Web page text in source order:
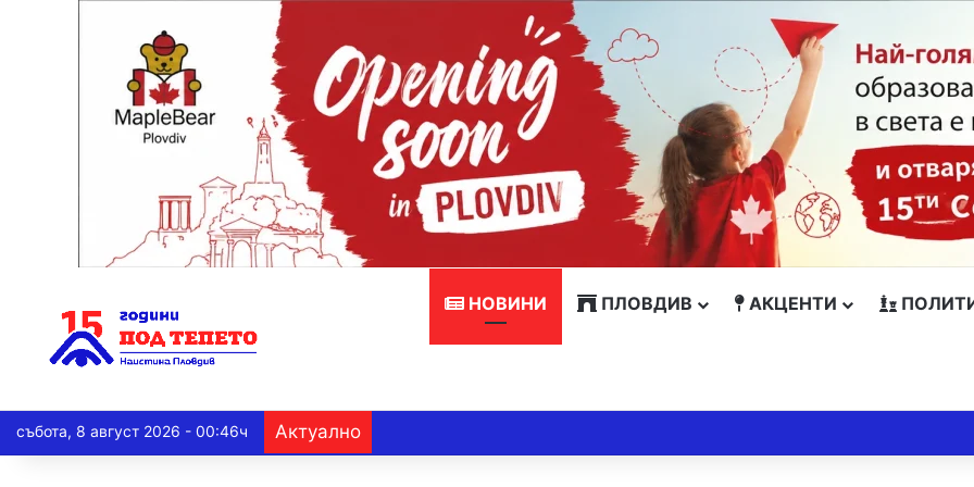
НОВИНИ ПЛОВДИВ АКЦЕНТИ
събота, 8 август 2026 - 00:46ч Актуално